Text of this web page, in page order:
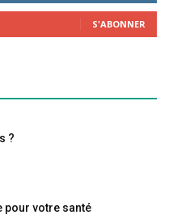
S'ABONNER
?
pour votre santé